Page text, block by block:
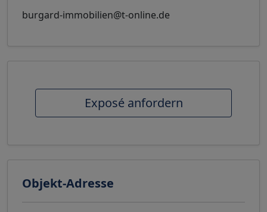
burgard-immobilien@t-online.de
Exposé anfordern
Objekt-Adresse